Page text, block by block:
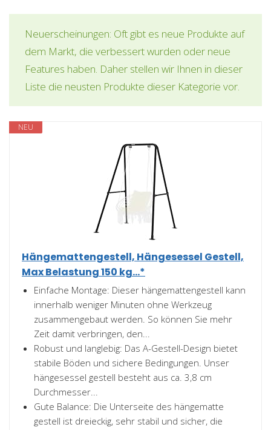
Neuerscheinungen: Oft gibt es neue Produkte auf
dem Markt, die verbessert wurden oder neue
Features haben. Daher stellen wir Ihnen in dieser
Liste die neusten Produkte dieser Kategorie vor.
NEU
Hängemattengestell, Hängesessel Gestell,
Max Belastung 150 kg...*
Einfache Montage: Dieser hängemattengestell kann
innerhalb weniger Minuten ohne Werkzeug
zusammengebaut werden. So können Sie mehr
Zeit damit verbringen, den...
Robust und langlebig: Das A-Gestell-Design bietet
stabile Böden und sichere Bedingungen. Unser
hängesessel gestell besteht aus ca. 3,8 cm
Durchmesser...
Gute Balance: Die Unterseite des hängematte
gestell ist dreieckig, sehr stabil und sicher, die